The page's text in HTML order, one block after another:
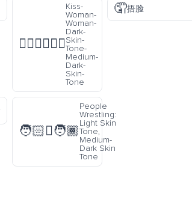
👩🏿‍❤️‍💋‍👩🏾
Kiss-
Woman-
Woman-
Dark-
Skin-
Tone-
Medium-
Dark-
Skin-
Tone
🤦捂脸
🧑🏻‍🫯‍🧑🏾
People
Wrestling:
Light Skin
Tone,
Medium-
Dark Skin
Tone